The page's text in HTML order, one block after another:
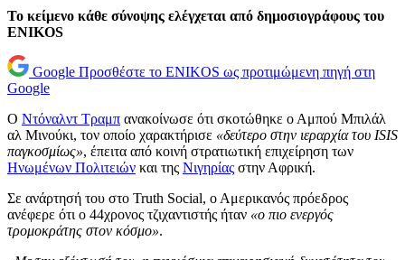
Το κείμενο κάθε σύνοψης ελέγχεται από δημοσιογράφους του
ENIKOS
Google Προσθέστε το ENIKOS ως προτιμώμενη πηγή στη
Google
Ο Ντόναλντ Τραμπ ανακοίνωσε ότι σκοτώθηκε ο Αμπού Μπιλάλ
αλ Μινούκι, τον οποίο χαρακτήρισε «δεύτερο στην ιεραρχία του ISIS
παγκοσμίως», έπειτα από κοινή στρατιωτική επιχείρηση των
Ηνωμένων Πολιτειών και της Νιγηρίας στην Αφρική.
Σε ανάρτησή του στο Truth Social, ο Αμερικανός πρόεδρος
ανέφερε ότι ο 44χρονος τζιχαντιστής ήταν «ο πιο ενεργός
τρομοκράτης στον κόσμο».